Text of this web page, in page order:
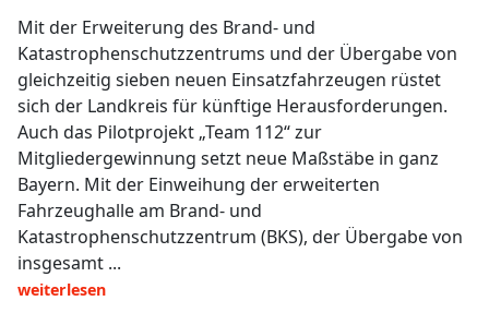
Mit der Erweiterung des Brand- und
Katastrophenschutzzentrums und der Übergabe von
gleichzeitig sieben neuen Einsatzfahrzeugen rüstet
sich der Landkreis für künftige Herausforderungen.
Auch das Pilotprojekt „Team 112“ zur
Mitgliedergewinnung setzt neue Maßstäbe in ganz
Bayern. Mit der Einweihung der erweiterten
Fahrzeughalle am Brand- und
Katastrophenschutzzentrum (BKS), der Übergabe von
insgesamt ...
weiterlesen